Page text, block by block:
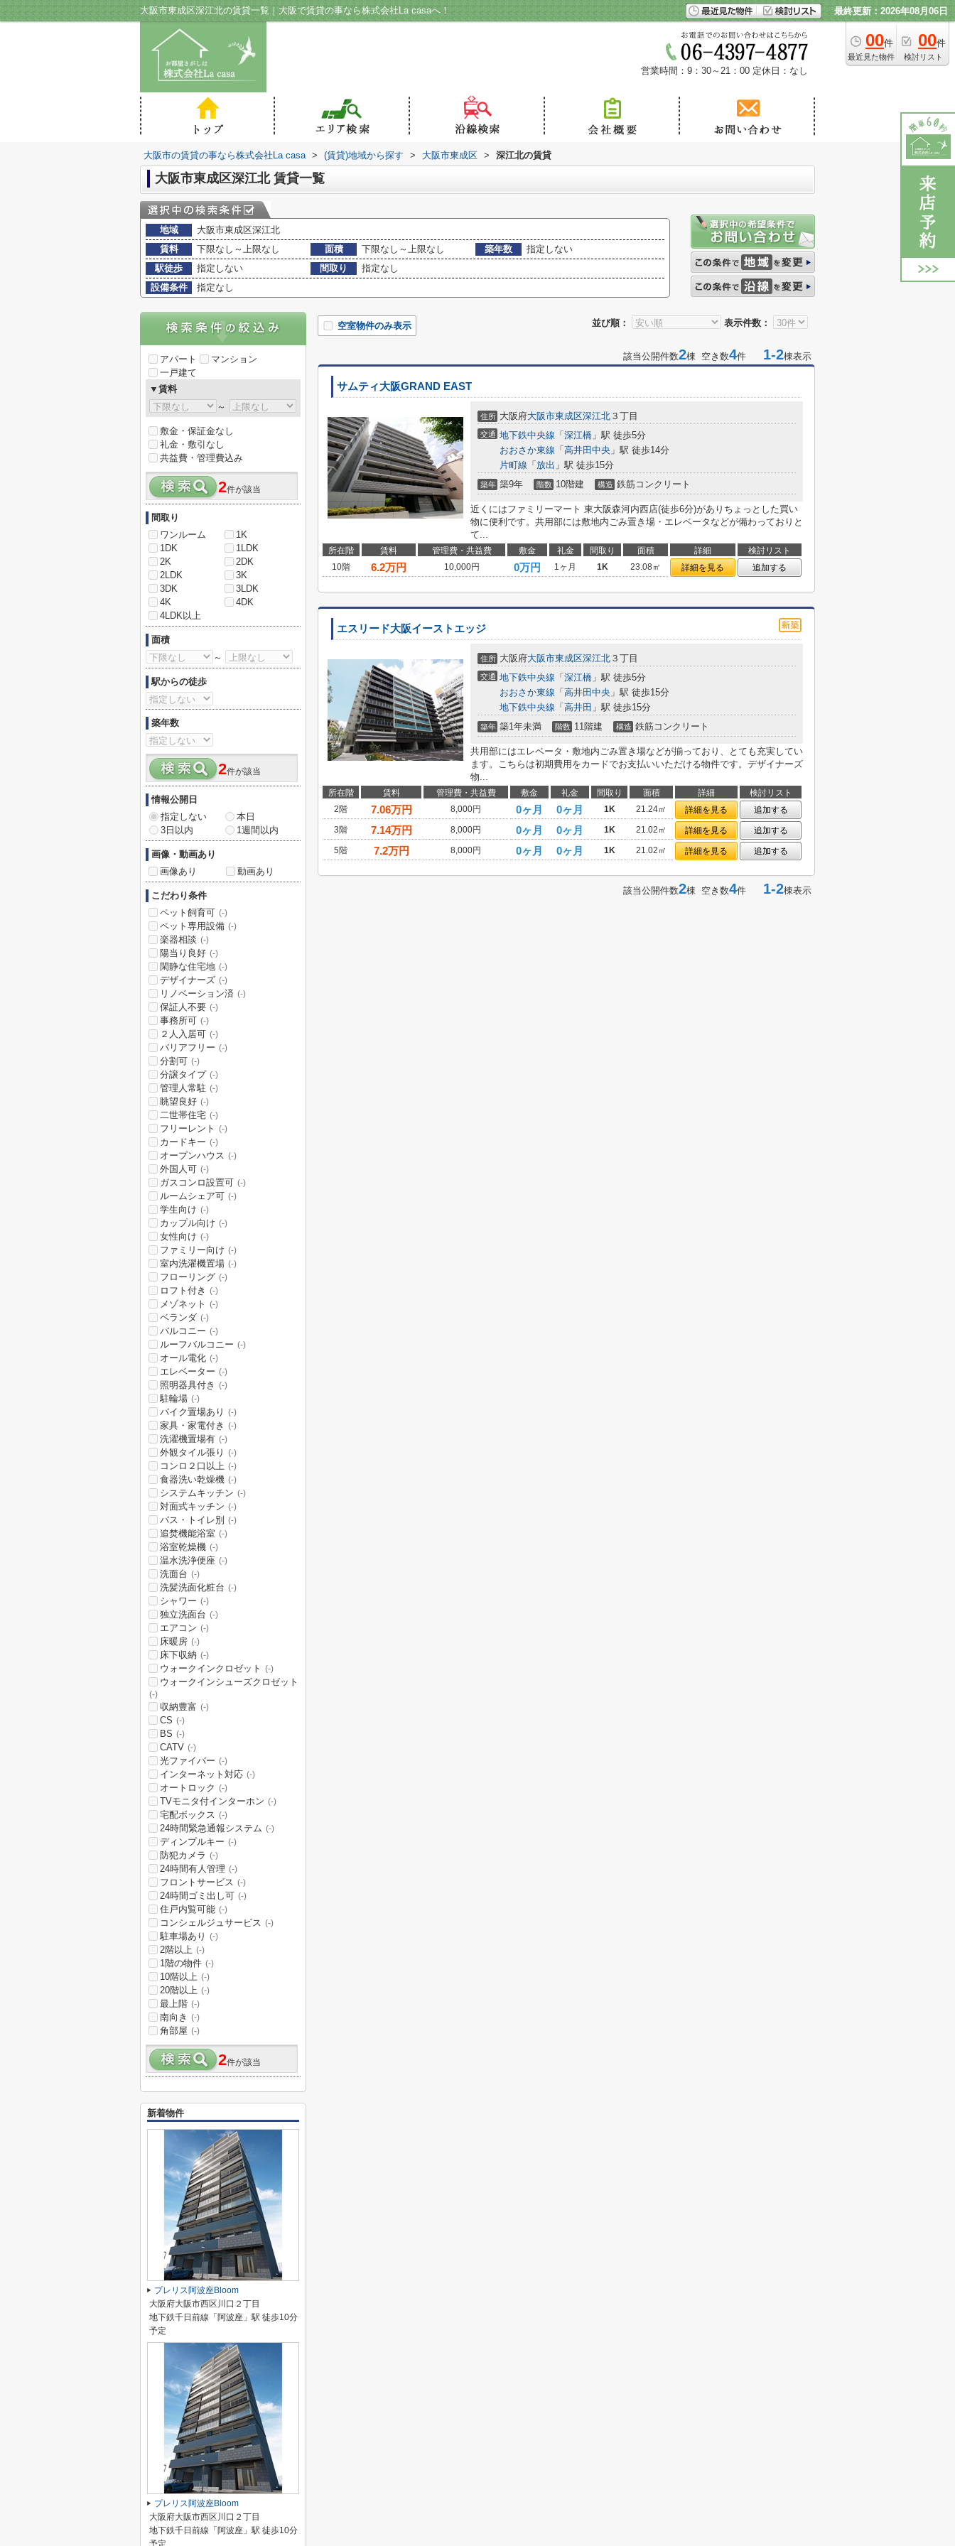
大阪市東成区深江北の賃貸一覧｜大阪で賃貸の事なら株式会社La casaへ！ 最終更新：2026年08月06日
00件
最近見た物件
00件
検討リスト
営業時間：9：30～21：00 定休日：なし
大阪市の賃貸の事なら株式会社La casa > (賃貸)地域から探す > 大阪市東成区 > 深江北の賃貸
大阪市東成区深江北 賃貸一覧
地域
大阪市東成区深江北
賃料
下限なし～上限なし 面積 下限なし～上限なし 築年数
指定しない
駅徒歩
指定しない 間取り
指定なし
設備条件
指定なし
並び順： 表示件数：
空室物件のみ表示
該当公開件数2棟 空き数4件 1-2棟表示
サムティ大阪GRAND EAST
住所 大阪府大阪市東成区深江北 ３丁目
交通 地下鉄中央線 「 深江橋 」駅 徒歩5分
おおさか東線 「 高井田中央 」駅 徒歩14分
片町線 「 放出 」駅 徒歩15分
築年 築9年 階数 10階建 構造 鉄筋コンクリート
近くにはファミリーマート 東大阪森河内西店(徒歩6分)がありちょっとした買い
物に便利です。共用部には敷地内ごみ置き場・エレベータなどが備わっておりと
て...
所在階 賃料 管理費・共益費 敷金 礼金 間取り 面積 詳細
検討リスト
10階
6.2万円 10,000円 0万円 1ヶ月 1K 23.08㎡ 詳細を見る 追加する
エスリード大阪イーストエッジ
住所 大阪府大阪市東成区深江北 ３丁目
交通 地下鉄中央線 「 深江橋 」駅 徒歩5分
おおさか東線 「 高井田中央 」駅 徒歩15分
地下鉄中央線 「 高井田 」駅 徒歩15分
築年 築1年未満 階数 11階建 構造 鉄筋コンクリート
共用部にはエレベータ・敷地内ごみ置き場などが揃っており、とても充実してい
ます。こちらは初期費用をカードでお支払いいただける物件です。デザイナーズ
物...
所在階 賃料 管理費・共益費 敷金 礼金 間取り 面積 詳細
検討リスト
2階
7.06万円 8,000円 0ヶ月 0ヶ月 1K 21.24㎡ 詳細を見る
追加する
3階
7.14万円 8,000円 0ヶ月 0ヶ月 1K 21.02㎡ 詳細を見る
追加する
5階
7.2万円 8,000円 0ヶ月 0ヶ月 1K 21.02㎡ 詳細を見る 追加する
該当公開件数2棟 空き数4件 1-2棟表示
アパート
マンション
一戸建て
▼賃料
～
敷金・保証金なし
礼金・敷引なし
共益費・管理費込み
2件が該当
間取り
ワンルーム
1K
1DK
1LDK
2K
2DK
2LDK
3K
3DK
3LDK
4K
4DK
4LDK以上
面積
～
駅からの徒歩
築年数
2件が該当
情報公開日
指定しない
本日
3日以内
1週間以内
画像・動画あり
画像あり
動画あり
こだわり条件
ペット飼育可 (-)
ペット専用設備 (-)
楽器相談 (-)
陽当り良好 (-)
閑静な住宅地 (-)
デザイナーズ (-)
リノベーション済 (-)
保証人不要 (-)
事務所可 (-)
２人入居可 (-)
バリアフリー (-)
分割可 (-)
分譲タイプ (-)
管理人常駐 (-)
眺望良好 (-)
二世帯住宅 (-)
フリーレント (-)
カードキー (-)
オープンハウス (-)
外国人可 (-)
ガスコンロ設置可 (-)
ルームシェア可 (-)
学生向け (-)
カップル向け (-)
女性向け (-)
ファミリー向け (-)
室内洗濯機置場 (-)
フローリング (-)
ロフト付き (-)
メゾネット (-)
ベランダ (-)
バルコニー (-)
ルーフバルコニー (-)
オール電化 (-)
エレベーター (-)
照明器具付き (-)
駐輪場 (-)
バイク置場あり (-)
家具・家電付き (-)
洗濯機置場有 (-)
外観タイル張り (-)
コンロ２口以上 (-)
食器洗い乾燥機 (-)
システムキッチン (-)
対面式キッチン (-)
バス・トイレ別 (-)
追焚機能浴室 (-)
浴室乾燥機 (-)
温水洗浄便座 (-)
洗面台 (-)
洗髪洗面化粧台 (-)
シャワー (-)
独立洗面台 (-)
エアコン (-)
床暖房 (-)
床下収納 (-)
ウォークインクロゼット (-)
ウォークインシューズクロゼット
(-)
収納豊富 (-)
CS (-)
BS (-)
CATV (-)
光ファイバー (-)
インターネット対応 (-)
オートロック (-)
TVモニタ付インターホン (-)
宅配ボックス (-)
24時間緊急通報システム (-)
ディンプルキー (-)
防犯カメラ (-)
24時間有人管理 (-)
フロントサービス (-)
24時間ゴミ出し可 (-)
住戸内覧可能 (-)
コンシェルジュサービス (-)
駐車場あり (-)
2階以上 (-)
1階の物件 (-)
10階以上 (-)
20階以上 (-)
最上階 (-)
南向き (-)
角部屋 (-)
2件が該当
新着物件
プレリス阿波座Bloom
大阪府大阪市西区川口２丁目
地下鉄千日前線「阿波座」駅 徒歩10分
予定
プレリス阿波座Bloom
大阪府大阪市西区川口２丁目
地下鉄千日前線「阿波座」駅 徒歩10分
予定